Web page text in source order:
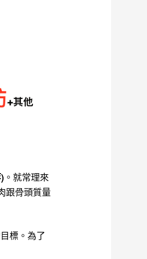
。就常理來
跟骨頭質量
標。為了